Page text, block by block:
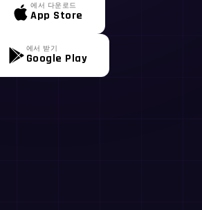
에서 다운로드
App Store
에서 받기
Google Play